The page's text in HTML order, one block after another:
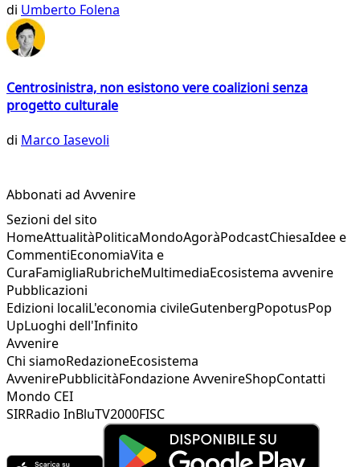
di Umberto Folena
Centrosinistra, non esistono vere coalizioni senza
progetto culturale
di Marco Iasevoli
Abbonati ad Avvenire
Sezioni del sito
HomeAttualitàPoliticaMondoAgoràPodcastChiesaIdee e
CommentiEconomiaVita e
CuraFamigliaRubricheMultimediaEcosistema avvenire
Pubblicazioni
Edizioni localiL'economia civileGutenbergPopotusPop
UpLuoghi dell'Infinito
Avvenire
Chi siamoRedazioneEcosistema
AvvenirePubblicitàFondazione AvvenireShopContatti
Mondo CEI
SIRRadio InBluTV2000FISC